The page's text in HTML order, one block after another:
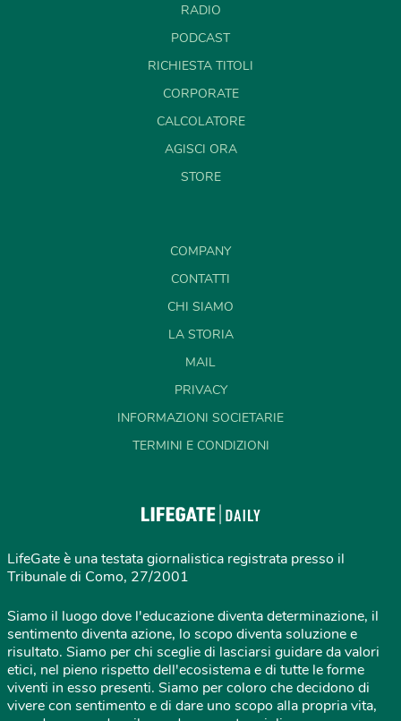
RADIO
PODCAST
RICHIESTA TITOLI
CORPORATE
CALCOLATORE
AGISCI ORA
STORE
COMPANY
CONTATTI
CHI SIAMO
LA STORIA
MAIL
PRIVACY
INFORMAZIONI SOCIETARIE
TERMINI E CONDIZIONI
LifeGate è una testata giornalistica registrata presso il
Tribunale di Como, 27/2001
Siamo il luogo dove l'educazione diventa determinazione, il
sentimento diventa azione, lo scopo diventa soluzione e
risultato. Siamo per chi sceglie di lasciarsi guidare da valori
etici, nel pieno rispetto dell'ecosistema e di tutte le forme
viventi in esso presenti. Siamo per coloro che decidono di
vivere con sentimento e di dare uno scopo alla propria vita,